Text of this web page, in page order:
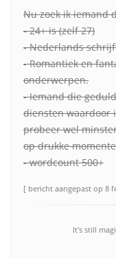
Nu zoek ik iemand
- 24+ is (zelf 27)
- Nederlands
- Romantiek en
onderwerpen.
- Iemand die
diensten waardoor
probeer wel
op drukke
- wordcount 500+
[ bericht aangepast op 8
It's still